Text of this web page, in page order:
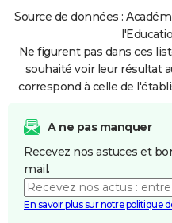
Source de données :
Ne figurent pas dans ces
souhaité voir leur résultat
correspond à celle de
A ne pas manquer
Recevez nos astuces et
mail.
En savoir plus sur notre politique